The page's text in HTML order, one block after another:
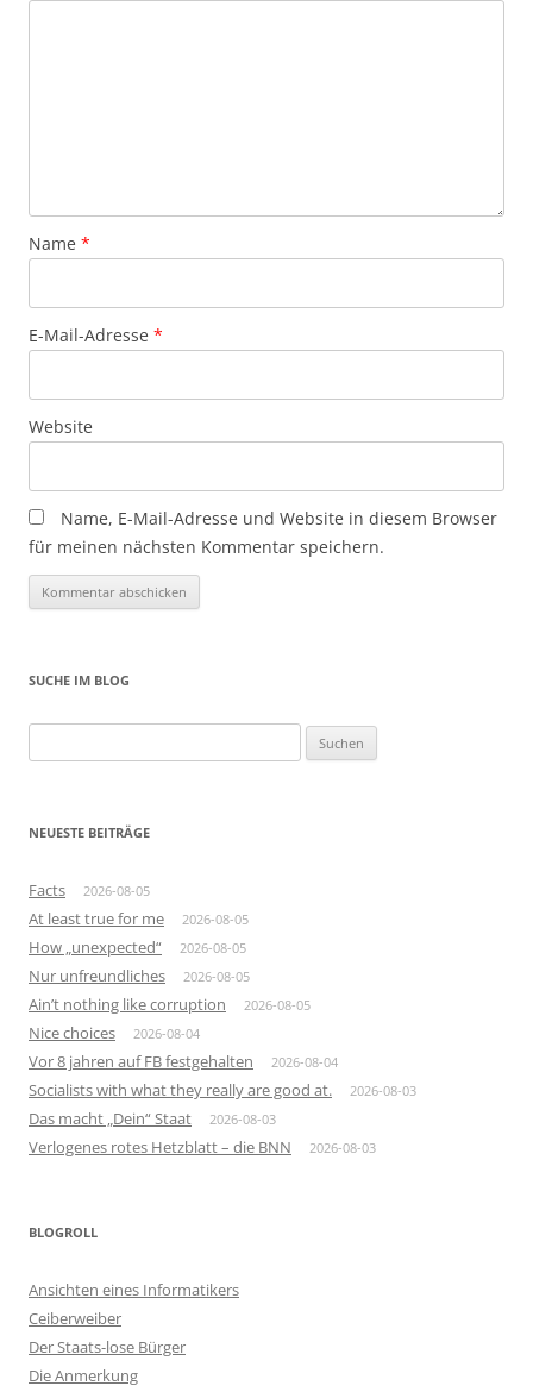
Name *
E-Mail-Adresse *
Website
Name, E-Mail-Adresse und Website in diesem Browser
für meinen nächsten Kommentar speichern.
SUCHE IM BLOG
nach:
NEUESTE BEITRÄGE
Facts 2026-08-05
At least true for me 2026-08-05
How „unexpected“ 2026-08-05
Nur unfreundliches 2026-08-05
Ain’t nothing like corruption 2026-08-05
Nice choices 2026-08-04
Vor 8 jahren auf FB festgehalten 2026-08-04
Socialists with what they really are good at. 2026-08-03
Das macht „Dein“ Staat 2026-08-03
Verlogenes rotes Hetzblatt – die BNN 2026-08-03
BLOGROLL
Ansichten eines Informatikers
Ceiberweiber
Der Staats-lose Bürger
Die Anmerkung